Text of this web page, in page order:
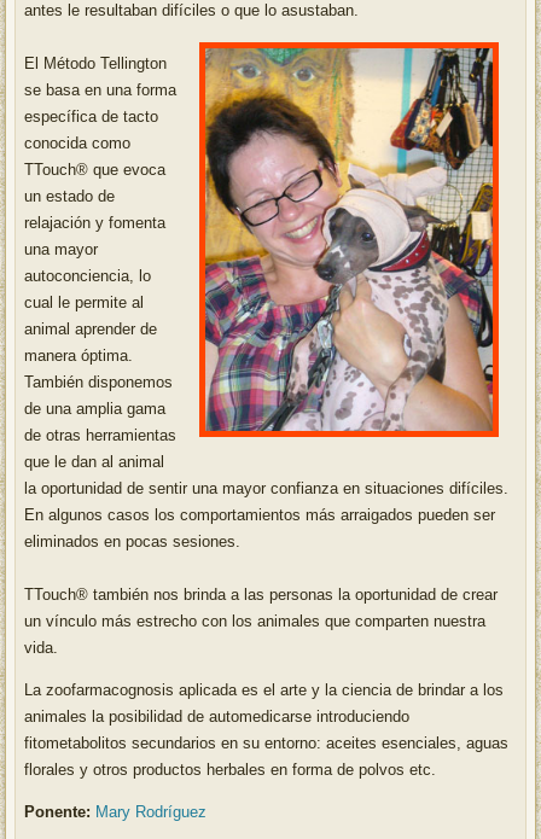
antes le resultaban difíciles o que lo asustaban.
El Método Tellington
se basa en una forma
específica de tacto
conocida como
TTouch® que evoca
un estado de
relajación y fomenta
una mayor
autoconciencia, lo
cual le permite al
animal aprender de
manera óptima.
También disponemos
de una amplia gama
de otras herramientas
que le dan al animal
la oportunidad de sentir una mayor confianza en situaciones difíciles.
En algunos casos los comportamientos más arraigados pueden ser
eliminados en pocas sesiones.
TTouch® también nos brinda a las personas la oportunidad de crear
un vínculo más estrecho con los animales que comparten nuestra
vida.
La zoofarmacognosis aplicada es el arte y la ciencia de brindar a los
animales la posibilidad de automedicarse introduciendo
fitometabolitos secundarios en su entorno: aceites esenciales, aguas
florales y otros productos herbales en forma de polvos etc.
Ponente: Mary Rodríguez